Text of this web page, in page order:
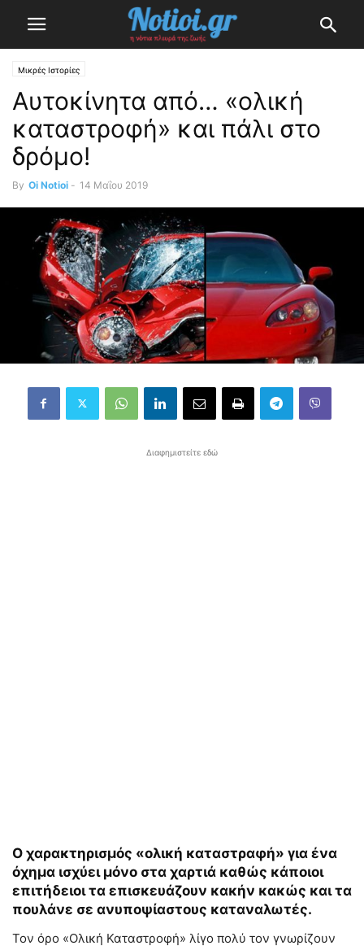
Μικρές Ιστορίες
Αυτοκίνητα από… «ολική
καταστροφή» και πάλι στο
δρόμο!
By Oi Notioi - 14 Μαΐου 2019
Διαφημιστείτε εδώ
Ο χαρακτηρισμός «ολική καταστραφή» για ένα
όχημα ισχύει μόνο στα χαρτιά καθώς κάποιοι
επιτήδειοι τα επισκευάζουν κακήν κακώς και τα
πουλάνε σε ανυποψίαστους καταναλωτές.
Τον όρο «Ολική Καταστροφή» λίγο πολύ τον γνωρίζουν